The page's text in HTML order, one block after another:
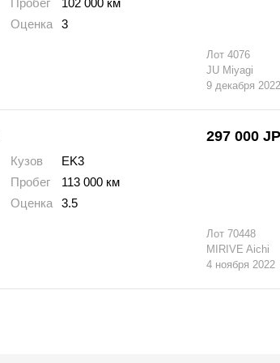
Пробег
102 000 км
Оценка
3
Лот 4076
JU Miyagi
9 декабря 2022
Кузов
EK3
Пробег
113 000 км
Оценка
3.5
297 000
Лот 70448
MIRIVE Aichi
4 ноября 2022